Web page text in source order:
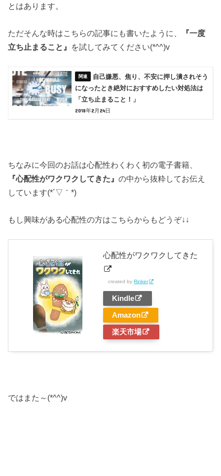
とはあります。
ただそんな時はこちらの記事にも書いたように、
『一度
立ち止まること』 を試してみてください(*^^)v
自己嫌悪、焦り、不安に押し潰されそう
になったとき絶対におすすめしたい対処法は
「立ち止まること！」
2018年2月24日
ちなみに今回のお話は心配性わくわく初の電子書籍、
『心配性がワクワクしてきた』の中から抜粋してお伝え
しています(*´▽｀*)
もし興味がある心配性の方はこちらからもどうぞ↓↓
心配性がワクワクしてきた
created byRinker
Kindle
Amazon
楽天市場
ではまた～(*^^)v